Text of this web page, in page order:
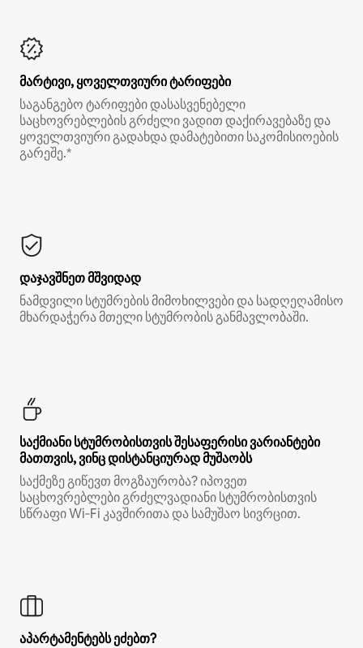
მარტივი, ყოველთვიური ტარიფები
საგანგებო ტარიფები დასასვენებელი
საცხოვრებლების გრძელი ვადით დაქირავებაზე და
ყოველთვიური გადახდა დამატებითი საკომისიოების
გარეშე.*
დაჯავშნეთ მშვიდად
ნამდვილი სტუმრების მიმოხილვები და სადღეღამისო
მხარდაჭერა მთელი სტუმრობის განმავლობაში.
საქმიანი სტუმრობისთვის შესაფერისი ვარიანტები
მათთვის, ვინც დისტანციურად მუშაობს
საქმეზე გიწევთ მოგზაურობა? იპოვეთ
საცხოვრებლები გრძელვადიანი სტუმრობისთვის
სწრაფი Wi‑Fi კავშირითა და სამუშაო სივრცით.
აპარტამენტებს ეძებთ?